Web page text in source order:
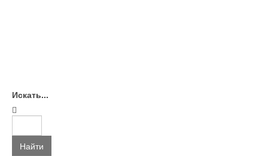
Искать...
Найти